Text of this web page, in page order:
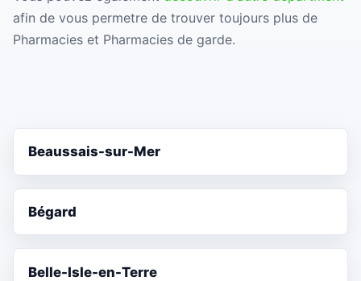
afin de vous permetre de trouver toujours plus de
Pharmacies et Pharmacies de garde.
Beaussais-sur-Mer
Bégard
Belle-Isle-en-Terre